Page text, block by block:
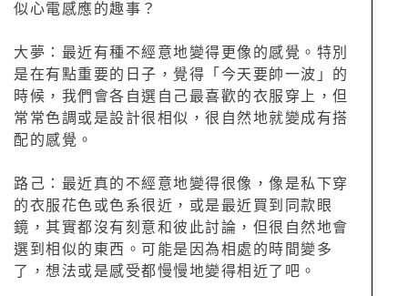
似心電感應的趣事？
大夢：最近有種不經意地變得更像的感覺。特別
是在有點重要的日子，覺得「今天要帥一波」的
時候，我們會各自選自己最喜歡的衣服穿上，但
常常色調或是設計很相似，很自然地就變成有搭
配的感覺。
路己：最近真的不經意地變得很像，像是私下穿
的衣服花色或色系很近，或是最近買到同款眼
鏡，其實都沒有刻意和彼此討論，但很自然地會
選到相似的東西。可能是因為相處的時間變多
了，想法或是感受都慢慢地變得相近了吧。